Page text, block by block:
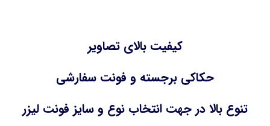
کیفیت بالای تصاویر
حکاکی برجسته و فونت سفارشی
تنوع بالا در جهت انتخاب نوع و سایز فونت لیزر